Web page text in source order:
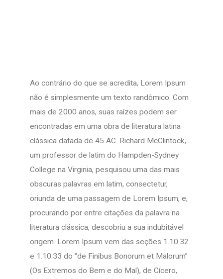
Ao contrário do que se acredita, Lorem Ipsum
não é simplesmente um texto randômico. Com
mais de 2000 anos, suas raízes podem ser
encontradas em uma obra de literatura latina
clássica datada de 45 AC. Richard McClintock,
um professor de latim do Hampden-Sydney
College na Virginia, pesquisou uma das mais
obscuras palavras em latim, consectetur,
oriunda de uma passagem de Lorem Ipsum, e,
procurando por entre citações da palavra na
literatura clássica, descobriu a sua indubitável
origem. Lorem Ipsum vem das seções 1.10.32
e 1.10.33 do “de Finibus Bonorum et Malorum”
(Os Extremos do Bem e do Mal), de Cícero,